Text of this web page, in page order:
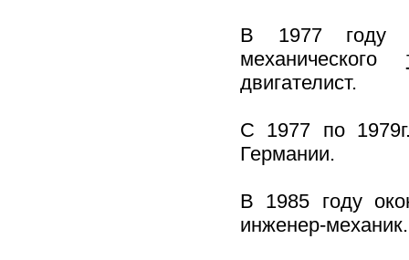
В 1977 году
механического
двигателист.
С 1977 по
Германии.
В 1985 году
инженер-механик.